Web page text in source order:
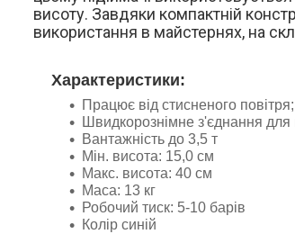
висоту. Завдяки компактній
використання в майстернях, на
Характеристики:
Працює від стисненого повітря;
Швидкорознімне з'єднання для
Вантажність до 3,5 т
Мін. висота: 15,0 см
Макс. висота: 40 см
Маса: 13 кг
Робочий тиск: 5-10 барів
Колір синій